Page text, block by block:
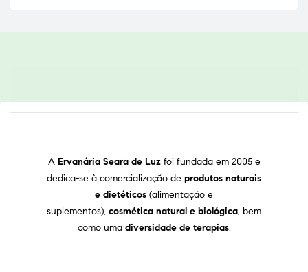
A Ervanária Seara de Luz foi fundada em 2005 e
dedica-se à comercialização de produtos naturais
e dietéticos (alimentação e
suplementos), cosmética natural e biológica, bem
como uma diversidade de terapias.